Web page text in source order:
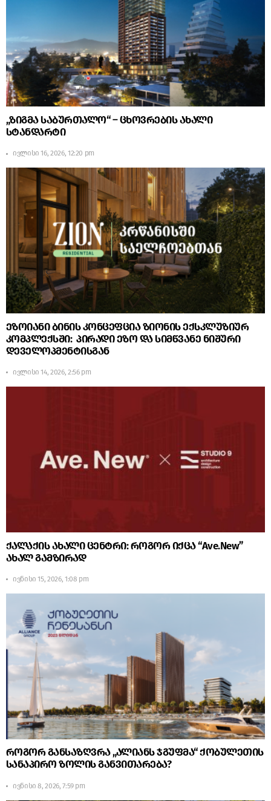
„ზიგმა საბურთალო“ – ცხოვრების ახალი
სტანდარტი
ივლისი 16, 2026, 12:20 pm
ეზოიანი ბინის კონცეფცია ზიონის ექსკლუზიურ
კომპლექსში: პირადი ეზო და სიმწვანე ნიშური
დეველოპმენტისგან
ივლისი 14, 2026, 2:56 pm
ქალაქის ახალი ცენტრი: როგორ იქცა “Ave.New”
ახალ გამზირად
ივნისი 15, 2026, 1:08 pm
როგორ განსაზღვრა „ალიანს ჯგუფმა“ ქობულეთის
სანაპირო ზოლის განვითარება?
ივნისი 8, 2026, 7:59 pm